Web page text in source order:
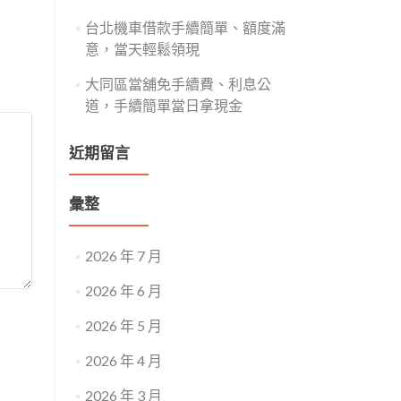
台北機車借款手續簡單、額度滿
意，當天輕鬆領現
大同區當舖免手續費、利息公
道，手續簡單當日拿現金
近期留言
彙整
2026 年 7 月
2026 年 6 月
2026 年 5 月
2026 年 4 月
2026 年 3 月